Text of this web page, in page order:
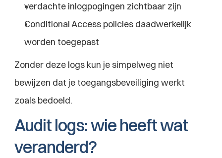
verdachte inlogpogingen zichtbaar zijn
Conditional Access policies daadwerkelijk
worden toegepast
Zonder deze logs kun je simpelweg niet
bewijzen dat je toegangsbeveiliging werkt
zoals bedoeld.
Audit logs: wie heeft wat
veranderd?